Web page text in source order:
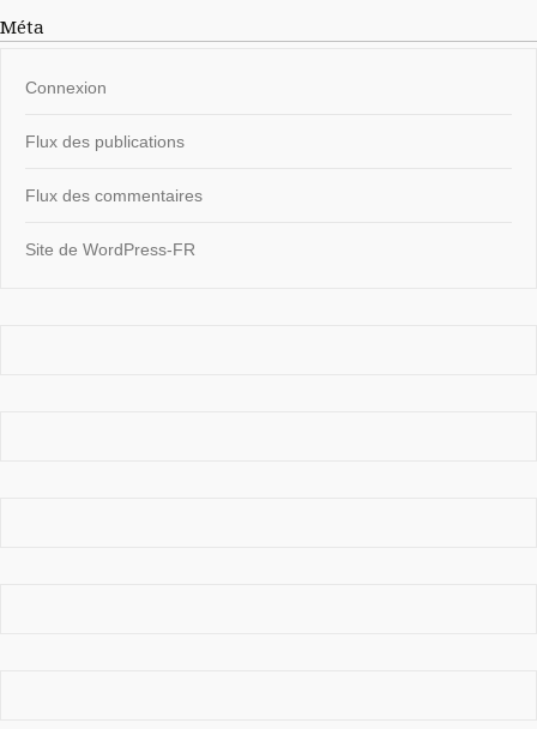
Méta
Connexion
Flux des publications
Flux des commentaires
Site de WordPress-FR